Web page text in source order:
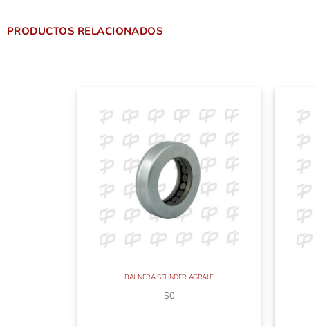
PRODUCTOS RELACIONADOS
BALINERA SPLINDER AGRALE
$0